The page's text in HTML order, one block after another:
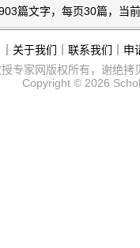
篇文字，每页30篇，当
关于我们 联系我们
申
专家网版权所有，谢绝拷
Copyright © 2026